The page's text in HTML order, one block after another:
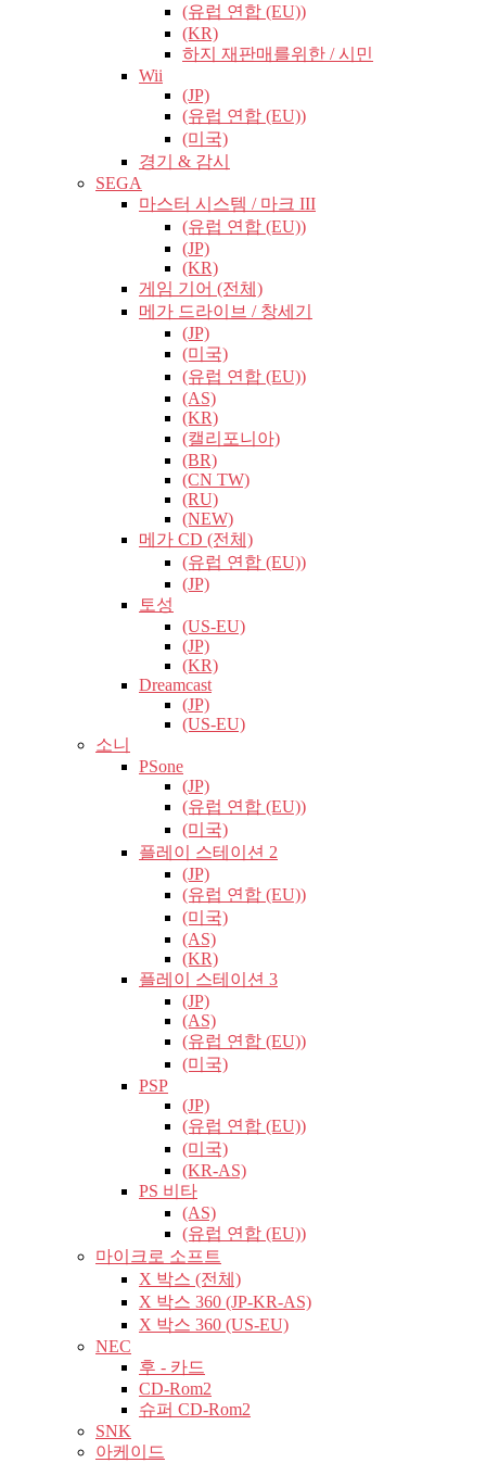
(유럽​​ 연합 (EU))
(KR)
하지 재판매를위한 / 시민
Wii
(JP)
(유럽​​ 연합 (EU))
(미국)
경기 & 감시
SEGA
마스터 시스템 / 마크 III
(유럽​​ 연합 (EU))
(JP)
(KR)
게임 기어 (전체)
메가 드라이브 / 창세기
(JP)
(미국)
(유럽​​ 연합 (EU))
(AS)
(KR)
(캘리포니아)
(BR)
(CN TW)
(RU)
(NEW)
메가 CD (전체)
(유럽​​ 연합 (EU))
(JP)
토성
(US-EU)
(JP)
(KR)
Dreamcast
(JP)
(US-EU)
소니
PSone
(JP)
(유럽​​ 연합 (EU))
(미국)
플레이 스테이션 2
(JP)
(유럽​​ 연합 (EU))
(미국)
(AS)
(KR)
플레이 스테이션 3
(JP)
(AS)
(유럽​​ 연합 (EU))
(미국)
PSP
(JP)
(유럽​​ 연합 (EU))
(미국)
(KR-AS)
PS 비타
(AS)
(유럽​​ 연합 (EU))
마이크로 소프트
X 박스 (전체)
X 박스 360 (JP-KR-AS)
X 박스 360 (US-EU)
NEC
후 - 카드
CD-Rom2
슈퍼 CD-Rom2
SNK
아케이드